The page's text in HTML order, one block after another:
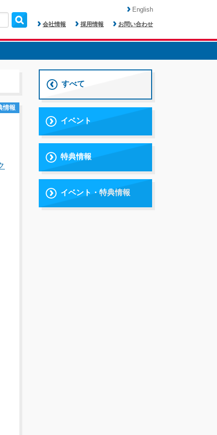
会社情報 採用情報 お問い合わせ
English
すべて
イベント
特典情報
イベント・特典情報
情報